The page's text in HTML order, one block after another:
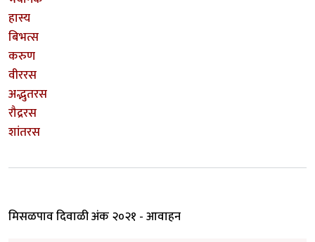
हास्य
बिभत्स
करुण
वीररस
अद्भुतरस
रौद्ररस
शांतरस
मिसळपाव दिवाळी अंक २०२१ - आवाहन